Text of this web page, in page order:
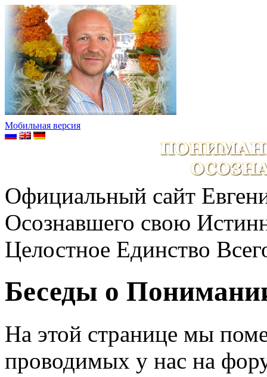
Мобильная версия
Официальный сайт
Осознавшего свою
Целостное Единство
Беседы о
На этой странице мы
проводимых у нас на